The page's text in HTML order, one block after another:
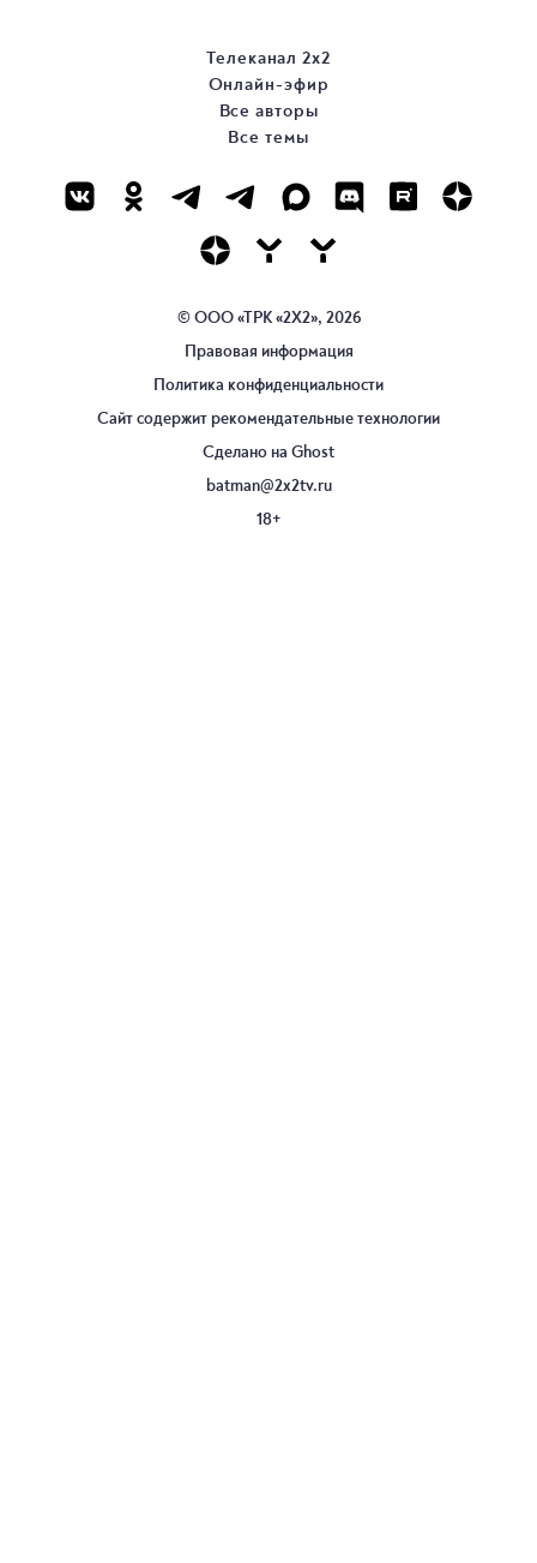
Телеканал 2х2
Онлайн-эфир
Все авторы
Все темы
© ООО «ТРК «2Х2», 2026
Правовая информация
Политика конфиденциальности
Сайт содержит рекомендательные технологии
Сделано на Ghost
batman@2x2tv.ru
18+